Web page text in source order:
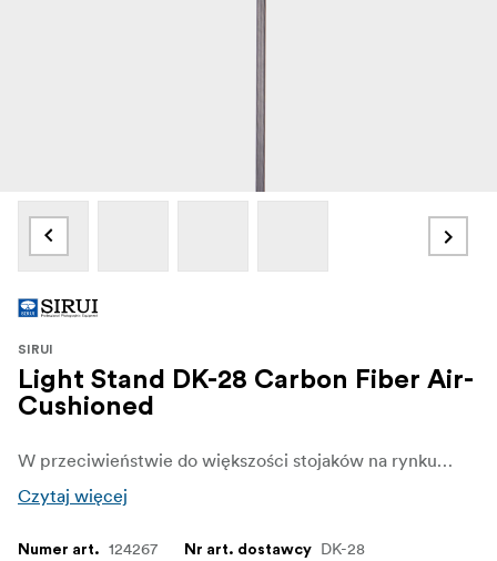
SIRUI
Light Stand DK-28 Carbon Fiber Air-
Cushioned
W przeciwieństwie do większości stojaków na rynku, które są zbudowane z aluminium, DK-18 i DK-28 są wykonane z tkaniny z włókna węglowego o splocie skośnym 3K, aby zmniejszyć wagę i zwiększyć stabilność.
Czytaj więcej
Numer art. 124267 Nr art. dostawcy DK-28